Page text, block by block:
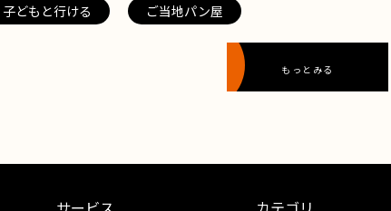
子どもと行ける ご当地パン屋
もっとみる